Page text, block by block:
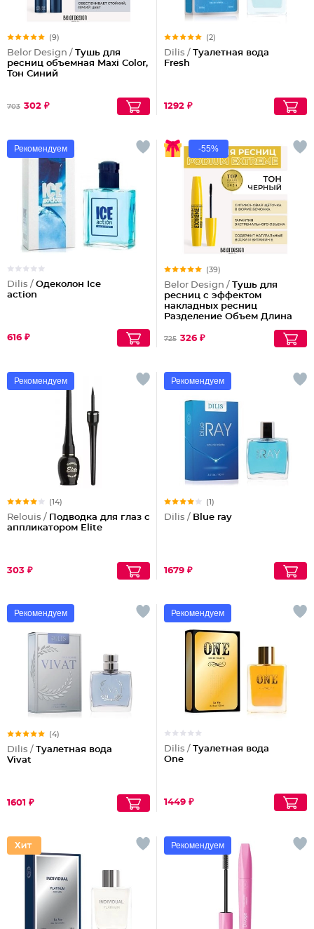
(9)
Belor Design / Тушь для
ресниц объемная Maxi Color,
Тон Синий
703 302 ₽
(2)
Dilis / Туалетная вода
Fresh
1292 ₽
Рекомендуем
Dilis / Одеколон Ice
action
616 ₽
-55%
(39)
Belor Design / Тушь для
ресниц с эффектом
накладных ресниц
Разделение Объем Длина
725 326 ₽
Рекомендуем
(14)
Relouis / Подводка для глаз с
аппликатором Elite
303 ₽
Рекомендуем
(1)
Dilis / Blue ray
1679 ₽
Рекомендуем
(4)
Dilis / Туалетная вода
Vivat
1601 ₽
Рекомендуем
Dilis / Туалетная вода
One
1449 ₽
Рекомендуем